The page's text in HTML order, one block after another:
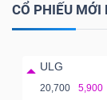
CỔ PHIẾU MỚI
ULG
20,700 5,900